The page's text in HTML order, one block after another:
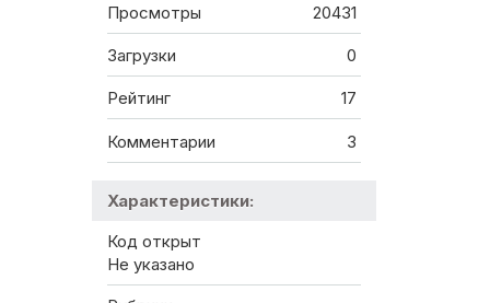
Просмотры 20431
Загрузки 0
Рейтинг 17
Комментарии 3
Характеристики:
Код открыт
Не указано